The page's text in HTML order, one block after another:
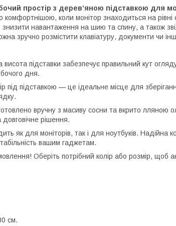
простір з дерев’яною підставкою для
комфортнішою, коли монітор знаходиться на рівні
навантаження на шию та спину, а також
зручно розмістити клавіатуру, документи чи
підставки забезпечує правильний кут
дня.
під підставкою — це ідеальне місце для
вручну з масиву сосни та вкрито лляною
рішення.
як для моніторів, так і для ноутбуків. Надійна
вашим гаджетам.
Оберіть потрібний колір або розмір, щоб
см.